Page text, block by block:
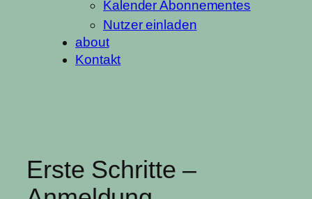
Kalender Abonnementes
Nutzer einladen
about
Kontakt
Erste Schritte –